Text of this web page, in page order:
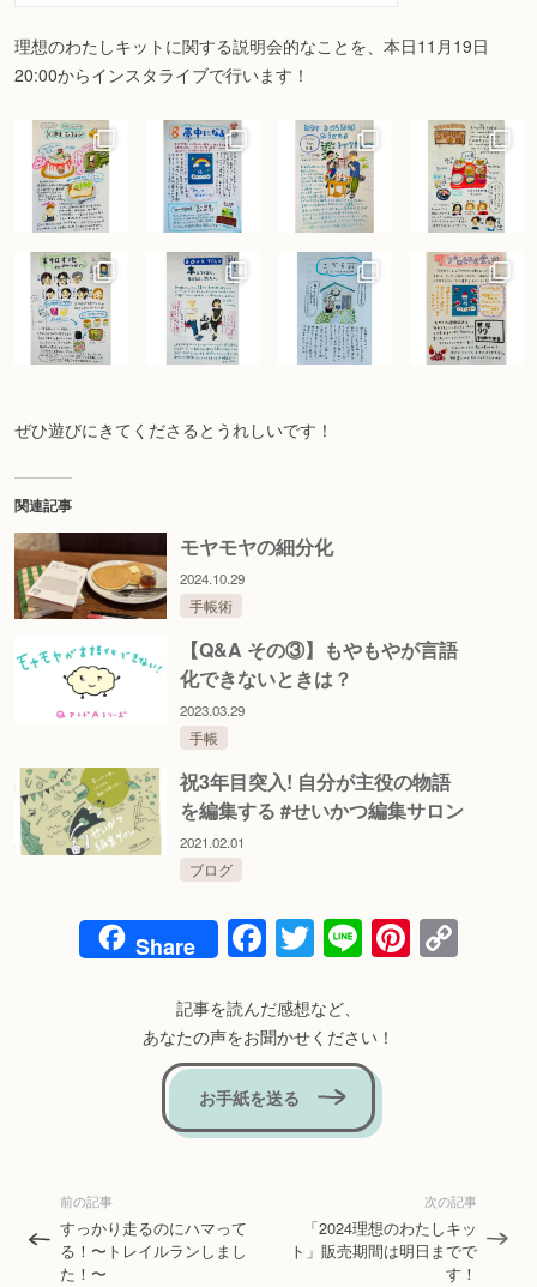
理想のわたしキットに関する説明会的なことを、本日11月19日
20:00からインスタライブで行います！
ぜひ遊びにきてくださるとうれしいです！
関連記事
モヤモヤの細分化
2024.10.29
手帳術
【Q&A その③】もやもやが言語
化できないときは？
2023.03.29
手帳
祝3年目突入! 自分が主役の物語
を編集する #せいかつ編集サロン
2021.02.01
ブログ
Share Facebook
Twitter
Line
記事を読んだ感想など、
あなたの声をお聞かせください！
お手紙を送る
前の記事
すっかり走るのにハマって
る！〜トレイルランしまし
た！〜
次の記事
「2024理想のわたしキッ
ト」販売期間は明日までで
す！